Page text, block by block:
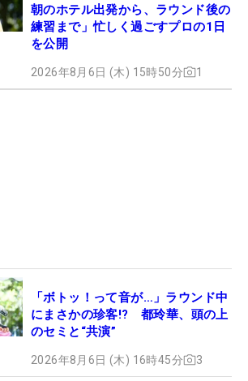
朝のホテル出発から、ラウンド後の
練習まで」忙しく過ごすプロの1日
を公開
2026年8月6日 (木) 15時50分 1
「ボトッ！って音が…」ラウンド中
にまさかの珍客!? 都玲華、頭の上
のセミと“共演”
2026年8月6日 (木) 16時45分 3